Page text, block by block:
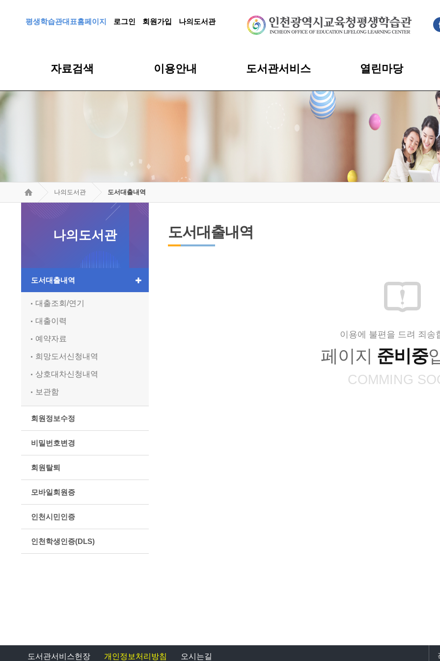
평생학습관대표홈페이지 로그인 회원가입 나의도서관
자료검색 이용안내 도서관서비스 열린마당
나의도서관 도서대출내역
나의도서관
도서대출내역
대출조회/연기
대출이력
예약자료
희망도서신청내역
상호대차신청내역
보관함
회원정보수정
비밀번호변경
회원탈퇴
모바일회원증
인천시민인증
인천학생인증(DLS)
도서대출내역
이용에 불편을 드려 죄송
페이지 준비중
COMMING
도서관서비스헌장 개인정보처리방침 오시는길